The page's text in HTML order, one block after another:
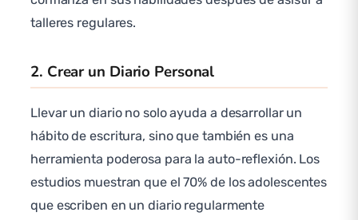
talleres regulares.
2. Crear un Diario Personal
Llevar un diario no solo ayuda a desarrollar un
hábito de escritura, sino que también es una
herramienta poderosa para la auto-reflexión. Los
estudios muestran que el 70% de los adolescentes
que escriben en un diario regularmente